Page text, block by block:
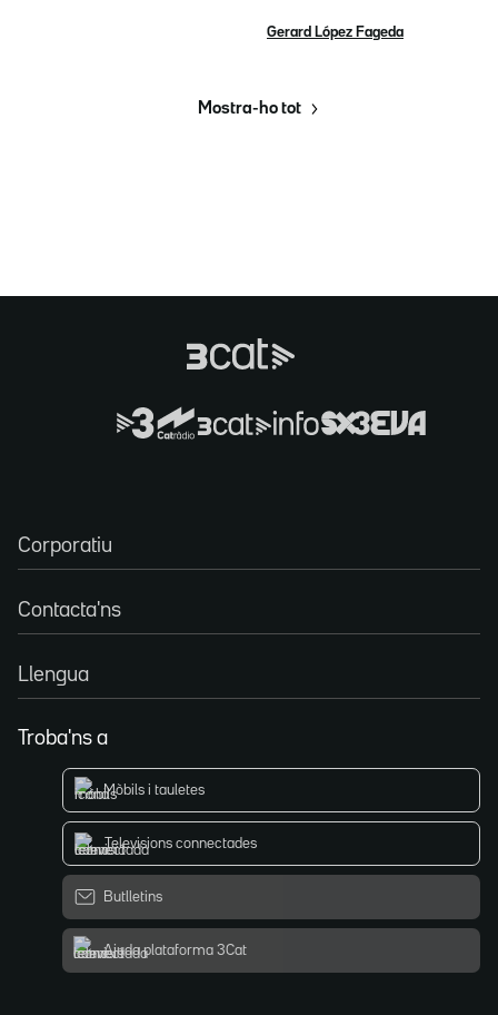
Gerard López Fageda
Mostra-ho tot
Corporatiu
Contacta'ns
Llengua
Troba'ns a
Mòbils i tauletes
Televisions connectades
Butlletins
Ajuda plataforma 3Cat